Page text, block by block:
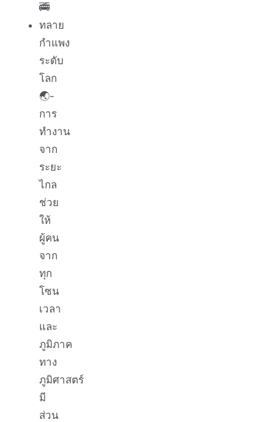
🚎
ทลาย
กำแพง
ระดับ
โลก
🌏-
การ
ทำงาน
จาก
ระยะ
ไกล
ช่วย
ให้
ผู้คน
จาก
ทุก
โซน
เวลา
และ
ภูมิภาค
ทาง
ภูมิศาสตร์
มี
ส่วน